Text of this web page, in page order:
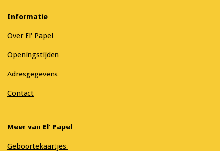
Informatie
Over El' Papel
Openingstijden
Adresgegevens
Contact
Meer van El' Papel
Geboortekaartjes